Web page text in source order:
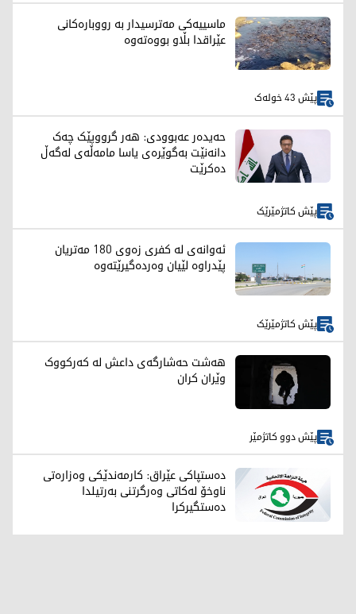
ماسییەکی مەترسیدار بە رووبارەکانی
عێراقدا بڵاو بووەتەوە
پێش 43 خولەک
حەیدەر عەبوودی: هەر گرووپێک چەک
دانەنێت بەگوێرەی یاسا مامەڵەی لەگەڵ
دەکرێت
پێش کاتژمێرێک
ئەوانەی لە کفری زەوی 180 مەتریان
پێدراوە لێیان وەردەگیرێتەوە
پێش کاتژمێرێک
هەشت حەشارگەی داعش لە کەرکووک
وێران کران
پێش دوو کاتژمێر
دەستپاکی عێراق: کارمەندێکی وەزارەتی
ناوخۆ لەکاتی وەرگرتنی بەرتیلدا
دەستگیرکرا